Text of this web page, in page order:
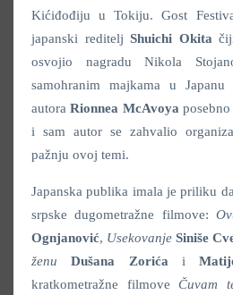
Kićiđođiju u Tokiju. Gost
japanski rediteljShuichi Okita
osvojio nagradu Nikola
samohranim majkama u Japanu
autoraRionnea McAvoya
i sam autor se zahvalio
pažnju ovoj temi.
Japanska publika imala je priliku
srpske dugometražne filmove:
Ognjanović, Usekovanje Siniše
ženu
Dušana Zorića i
kratkometražne filmove Čuvam